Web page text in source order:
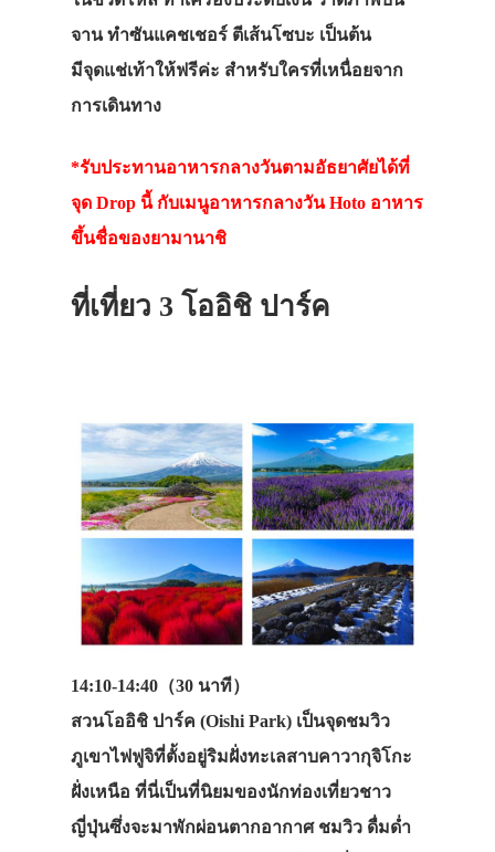
จาน ทำซันแคชเชอร์ ตีเส้นโซบะ เป็นต้น
มีจุดแช่เท้าให้ฟรีค่ะ สำหรับใครที่เหนื่อยจาก
การเดินทาง
*รับประทานอาหารกลางวันตามอัธยาศัยได้ที่
จุด Drop นี้ กับเมนูอาหารกลางวัน Hoto อาหาร
ขึ้นชื่อของยามานาชิ
ที่เที่ยว 3 โออิชิ ปาร์ค
14:10-14:40（30 นาที）
สวนโออิชิ ปาร์ค (Oishi Park) เป็นจุดชมวิว
ภูเขาไฟฟูจิที่ตั้งอยู่ริมฝั่งทะเลสาบคาวากุจิโกะ
ฝั่งเหนือ ที่นี่เป็นที่นิยมของนักท่องเที่ยวชาว
ญี่ปุ่นซึ่งจะมาพักผ่อนตากอากาศ ชมวิว ดื่มด่ำ
ที่พัก
สาระน่ารู้
ภาพประทับใจ